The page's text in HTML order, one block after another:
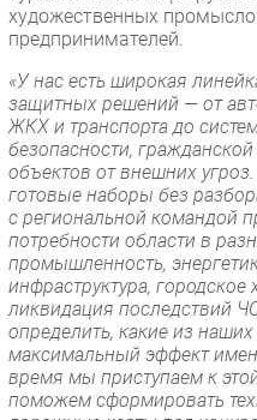
художественных
предпринимателей.
«У нас есть широкая
защитных решений — от
ЖКХ и транспорта до
безопасности,
объектов от внешних
готовые наборы без
с региональной командой
потребности области в
промышленность,
инфраструктура, городское
ликвидация последствий
определить, какие из
максимальный эффект
время мы приступаем к
поможем сформировать